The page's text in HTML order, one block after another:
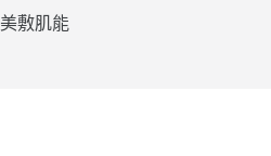
美敷肌能